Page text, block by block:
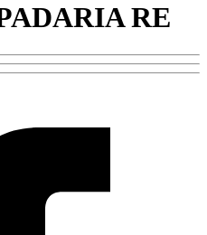
RE